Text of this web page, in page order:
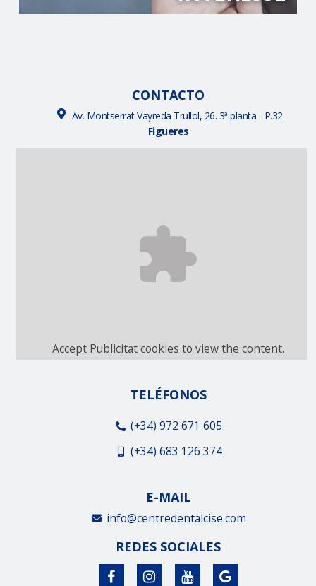
CONTACTO
Av. Montserrat Vayreda Trullol, 26. 3ª planta - P.32
Figueres
Accept Publicitatcookies to view the content.
TELÉFONOS
(+34) 972 671 605
(+34) 683 126 374
E-MAIL
info@centredentalcise.com
REDES SOCIALES